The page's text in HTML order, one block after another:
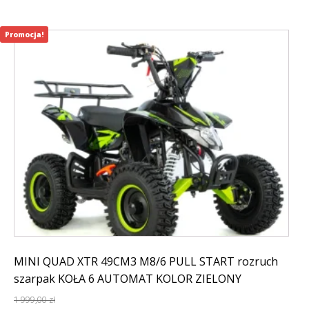
MINI QUAD XTR 49CM3 M8/6 PULL START rozruch
szarpak KOŁA 6 AUTOMAT KOLOR ZIELONY
1 999,00zł
Promocja!